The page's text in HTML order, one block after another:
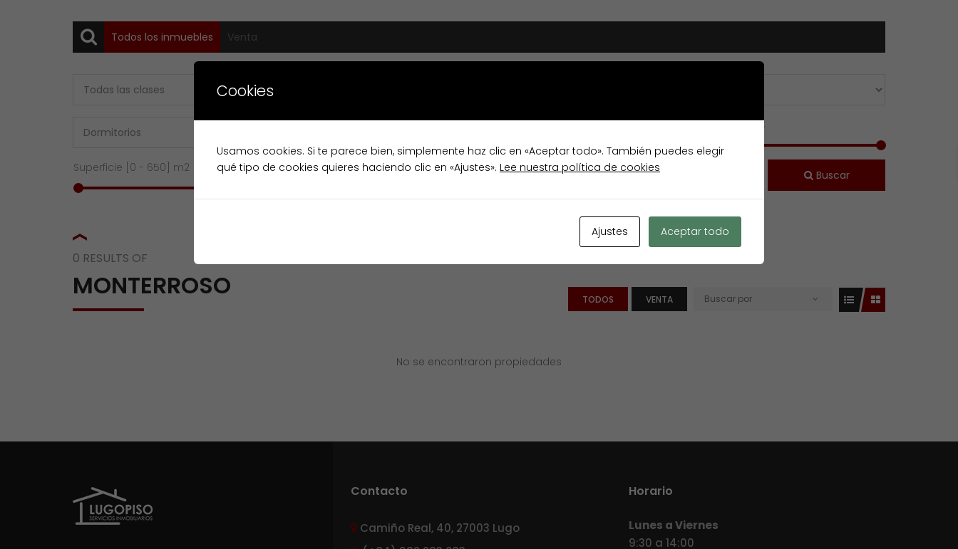
Todos los inmuebles Venta
Precio [20.000-450.000]€
Superficie [ 0 - 650 ] m2
Buscar
0 RESULTS OF
MONTERROSO TODOS VENTA Buscar por
No se encontraron propiedades
Contacto
Camiño Real, 40, 27003 Lugo
Horario
Lunes a Viernes
9:30 a 14:00
Cookies
Usamos cookies. Si te parece bien, simplemente haz clic en «Aceptar todo». También puedes elegir
qué tipo de cookies quieres haciendo clic en «Ajustes». Lee nuestra política de cookies
Ajustes Aceptar todo